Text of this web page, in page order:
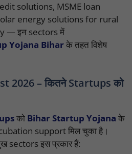
solutions, MSME loan
energy solutions for rural
— इन sectors में
Yojana Biharके तहत विशेष
2026 – कितने Startups को
को Bihar Startup Yojana के
support मिल चुका है।
sectors इस प्रकार हैं: